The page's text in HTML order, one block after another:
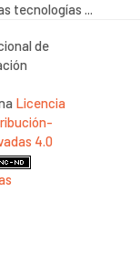
tecnologías ...
de
Licencia
4.0